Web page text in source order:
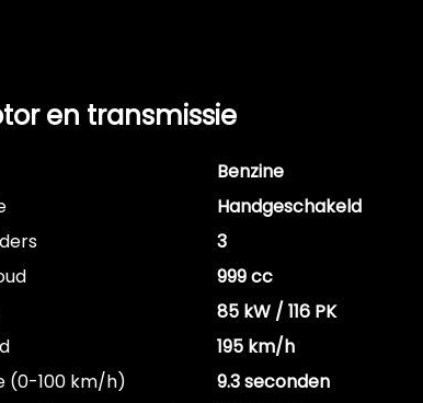
en transmissie
Benzine
Handgeschakeld
3
999 cc
85 kW / 116 PK
195 km/h
(0-100 km/h)
9.3 seconden